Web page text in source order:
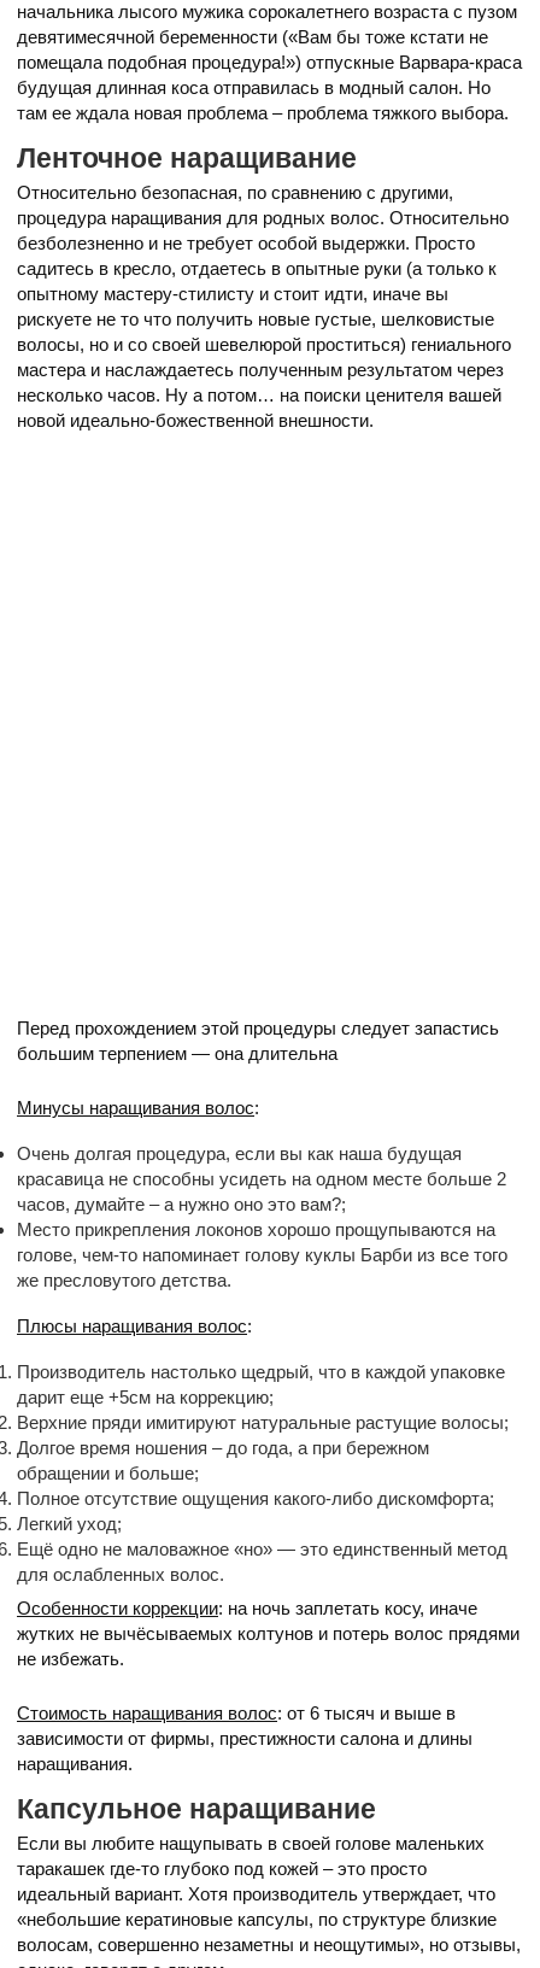
начальника лысого мужика сорокалетнего возраста с пузом
девятимесячной беременности («Вам бы тоже кстати не
помещала подобная процедура!») отпускные Варвара-краса
будущая длинная коса отправилась в модный салон. Но
там ее ждала новая проблема – проблема тяжкого выбора.
Ленточное наращивание
Относительно безопасная, по сравнению с другими,
процедура наращивания для родных волос. Относительно
безболезненно и не требует особой выдержки. Просто
садитесь в кресло, отдаетесь в опытные руки (а только к
опытному мастеру-стилисту и стоит идти, иначе вы
рискуете не то что получить новые густые, шелковистые
волосы, но и со своей шевелюрой проститься) гениального
мастера и наслаждаетесь полученным результатом через
несколько часов. Ну а потом… на поиски ценителя вашей
новой идеально-божественной внешности.
Перед прохождением этой процедуры следует запастись
большим терпением — она длительна
Минусы наращивания волос:
Очень долгая процедура, если вы как наша будущая
красавица не способны усидеть на одном месте больше 2
часов, думайте – а нужно оно это вам?;
Место прикрепления локонов хорошо прощупываются на
голове, чем-то напоминает голову куклы Барби из все того
же пресловутого детства.
Плюсы наращивания волос:
Производитель настолько щедрый, что в каждой упаковке
дарит еще +5см на коррекцию;
Верхние пряди имитируют натуральные растущие волосы;
Долгое время ношения – до года, а при бережном
обращении и больше;
Полное отсутствие ощущения какого-либо дискомфорта;
Легкий уход;
Ещё одно не маловажное «но» — это единственный метод
для ослабленных волос.
Особенности коррекции: на ночь заплетать косу, иначе
жутких не вычёсываемых колтунов и потерь волос прядями
не избежать.
Стоимость наращивания волос: от 6 тысяч и выше в
зависимости от фирмы, престижности салона и длины
наращивания.
Капсульное наращивание
Если вы любите нащупывать в своей голове маленьких
таракашек где-то глубоко под кожей – это просто
идеальный вариант. Хотя производитель утверждает, что
«небольшие кератиновые капсулы, по структуре близкие
волосам, совершенно незаметны и неощутимы», но отзывы,